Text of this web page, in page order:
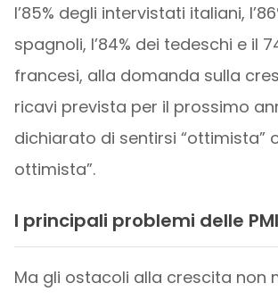
l’85% degli intervistati italiani,
spagnoli, l’84% dei tedeschi e il
francesi, alla domanda sulla
ricavi prevista per il prossimo
dichiarato di sentirsi “ottimista”
ottimista”.
I principali problemi delle
Ma gli ostacoli alla crescita non